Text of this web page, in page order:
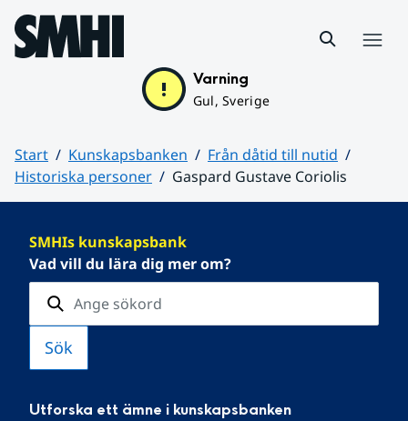
Hoppa till sidans innehåll
Varning
Gul, Sverige
Start Kunskapsbanken
Från dåtid till nutid
Historiska personer
Gaspard Gustave Coriolis
SMHIs kunskapsbank
Vad vill du lära dig mer om?
Utforska ett ämne i kunskapsbanken